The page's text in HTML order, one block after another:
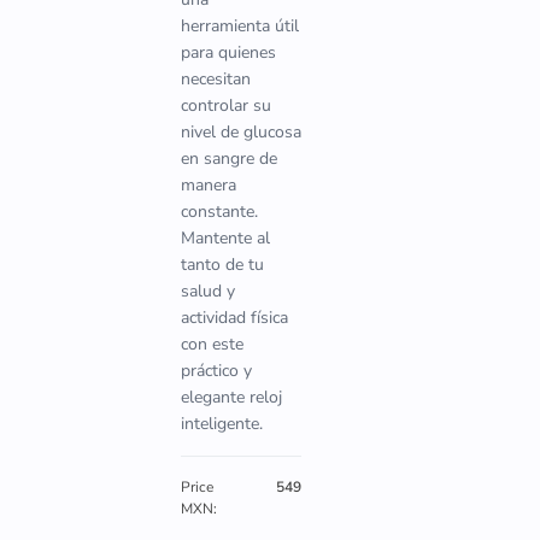
herramienta útil
para quienes
necesitan
controlar su
nivel de glucosa
en sangre de
manera
constante.
Mantente al
tanto de tu
salud y
actividad física
con este
práctico y
elegante reloj
inteligente.
Price
MXN:
549